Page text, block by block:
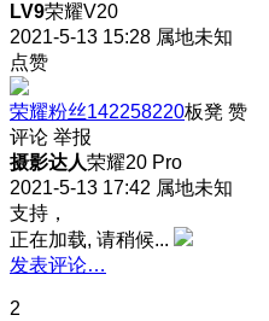
LV9荣耀V20
2021-5-13 15:28 属地未知
点赞
荣耀粉丝142258220板凳 赞
评论 举报
摄影达人荣耀20 Pro
2021-5-13 17:42 属地未知
支持，
正在加载, 请稍候...
发表评论…
2